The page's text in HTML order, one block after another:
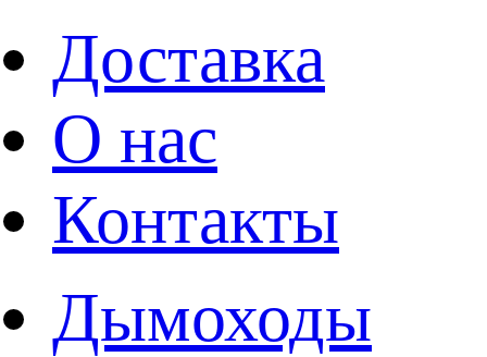
Доставка
О нас
Контакты
Дымоходы